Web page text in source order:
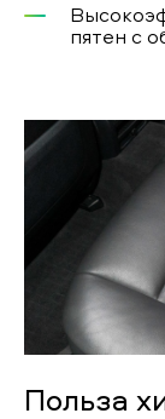
пятен с
Польза